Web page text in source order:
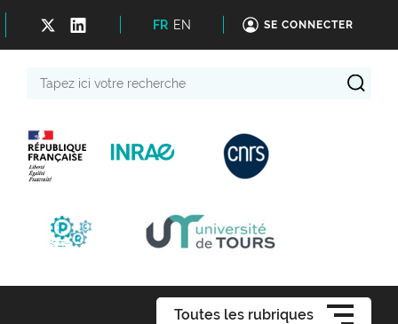
FR EN SE CONNECTER
Toutes les rubriques